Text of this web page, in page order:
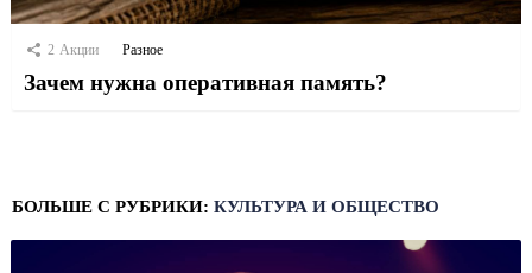
2 Акции Разное
Зачем нужна оперативная память?
БОЛЬШЕ С РУБРИКИ: КУЛЬТУРА И ОБЩЕСТВО